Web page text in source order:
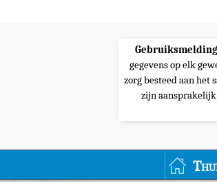
Gebruiksmelding
gegevens op elk
zorg besteed aan het
zijn